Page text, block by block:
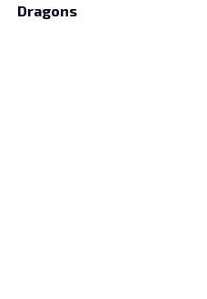
Dragons